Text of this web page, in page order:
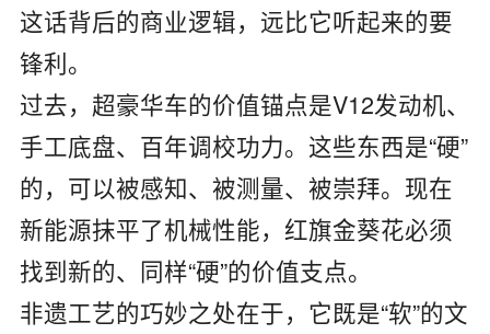
这话背后的商业逻辑，远比它听起来的要
锋利。
过去，超豪华车的价值锚点是V12发动机、
手工底盘、百年调校功力。这些东西是“硬”
的，可以被感知、被测量、被崇拜。现在
新能源抹平了机械性能，红旗金葵花必须
找到新的、同样“硬”的价值支点。
非遗工艺的巧妙之处在于，它既是“软”的文